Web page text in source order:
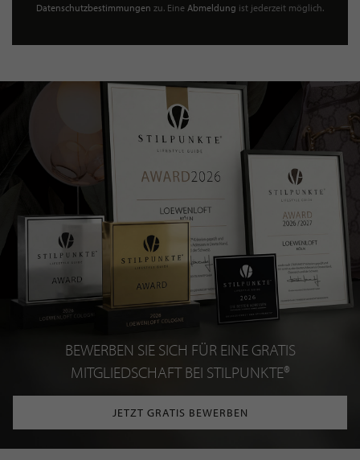
Datenschutzbestimmungen zu. Eine Abmeldung ist jederzeit möglich.
BEWERBEN SIE SICH FÜR EINE GRATIS
MITGLIEDSCHAFT BEI STILPUNKTE®
JETZT GRATIS BEWERBEN